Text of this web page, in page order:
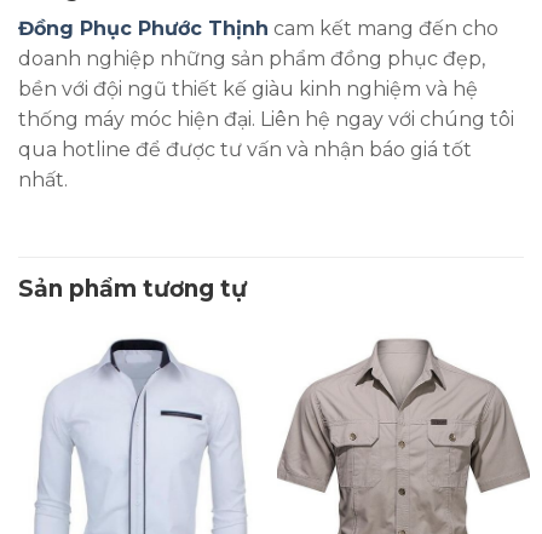
Đồng Phục Phước Thịnh cam kết mang đến cho
doanh nghiệp những sản phẩm đồng phục đẹp,
bền với đội ngũ thiết kế giàu kinh nghiệm và hệ
thống máy móc hiện đại. Liên hệ ngay với chúng tôi
qua hotline để được tư vấn và nhận báo giá tốt
nhất.
Sản phẩm tương tự